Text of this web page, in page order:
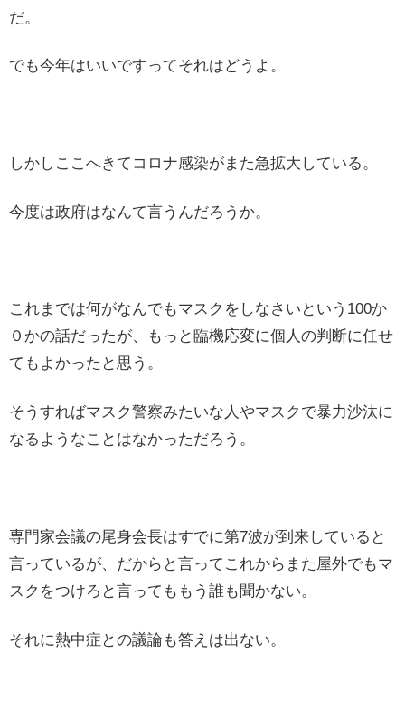
だ。
でも今年はいいですってそれはどうよ。
しかしここへきてコロナ感染がまた急拡大している。
今度は政府はなんて言うんだろうか。
これまでは何がなんでもマスクをしなさいという100か
０かの話だったが、もっと臨機応変に個人の判断に任せ
てもよかったと思う。
そうすればマスク警察みたいな人やマスクで暴力沙汰に
なるようなことはなかっただろう。
専門家会議の尾身会長はすでに第7波が到来していると
言っているが、だからと言ってこれからまた屋外でもマ
スクをつけろと言ってももう誰も聞かない。
それに熱中症との議論も答えは出ない。